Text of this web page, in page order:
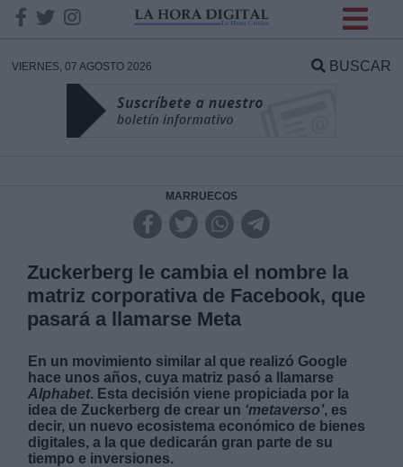
VIERNES, 07 AGOSTO 2026 BUSCAR
MARRUECOS
Zuckerberg le cambia el nombre la
matriz corporativa de Facebook, que
pasará a llamarse Meta
En un movimiento similar al que realizó Google
hace unos años, cuya matriz pasó a llamarse
Alphabet. Esta decisión viene propiciada por la
idea de Zuckerberg de crear un ‘metaverso’, es
decir, un nuevo ecosistema económico de bienes
digitales, a la que dedicarán gran parte de su
tiempo e inversiones.
DATOS
Responsable:
Legitimación:
Destinatarios: